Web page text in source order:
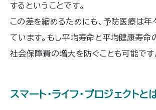
するということです。
この差を縮めるためにも、予防医療は年
ています。もし平均寿命と平均健康寿命
社会保障費の増大を防ぐことも可能です
スマート・ライフ・プロジェクトと